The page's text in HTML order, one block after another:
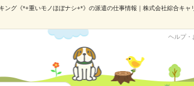
ング《*+重いモノほぼナシ+*》の派遣の仕事情報｜株式会社綜合キ
ヘルプ・